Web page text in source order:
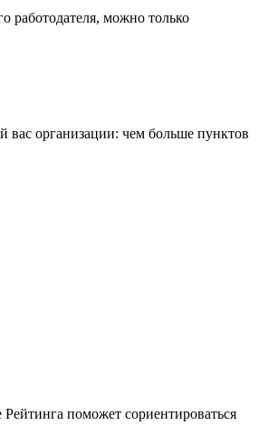
работодателя, можно только
вас организации: чем больше пунктов
поможет сориентироваться